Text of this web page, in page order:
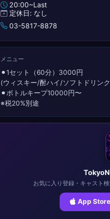
20:00~Last
定休日: なし
03-5817-8878
メニュー
⚫︎1セット（60分）3000円
(ウィスキー/酎ハイ/ソフトドリン
⚫︎ボトルキープ10000円〜
※税20%別途
お気に入り登録・キャスト
App